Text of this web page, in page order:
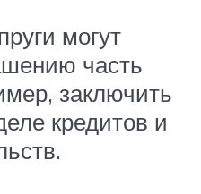
могут
часть
заключить
кредитов и